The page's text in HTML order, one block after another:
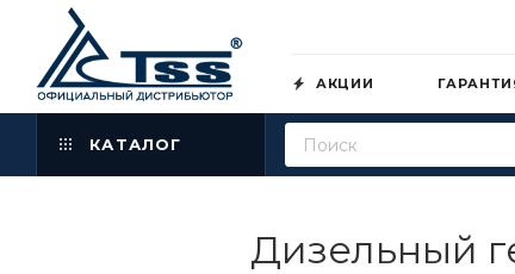
АКЦИИ
КАТАЛОГ
Дизельный